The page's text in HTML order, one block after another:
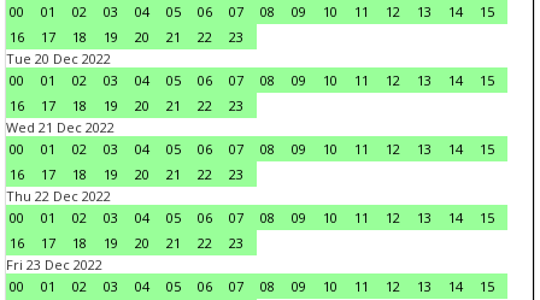
00
01 02 03 04 05 06 07 08 09 10 11 12 13 14
15
16
17 18 19 20 21 22
23
Tue 20 Dec 2022
00
01 02 03 04 05 06 07 08 09 10 11 12 13 14
15
16
17 18 19 20 21 22
23
Wed 21 Dec 2022
00
01 02 03 04 05 06 07 08 09 10 11 12 13 14
15
16
17 18 19 20 21 22
23
Thu 22 Dec 2022
00
01 02 03 04 05 06 07 08 09 10 11 12 13 14
15
16
17 18 19 20 21 22
23
Fri 23 Dec 2022
00
01 02 03 04 05 06 07 08 09 10 11 12 13 14
15